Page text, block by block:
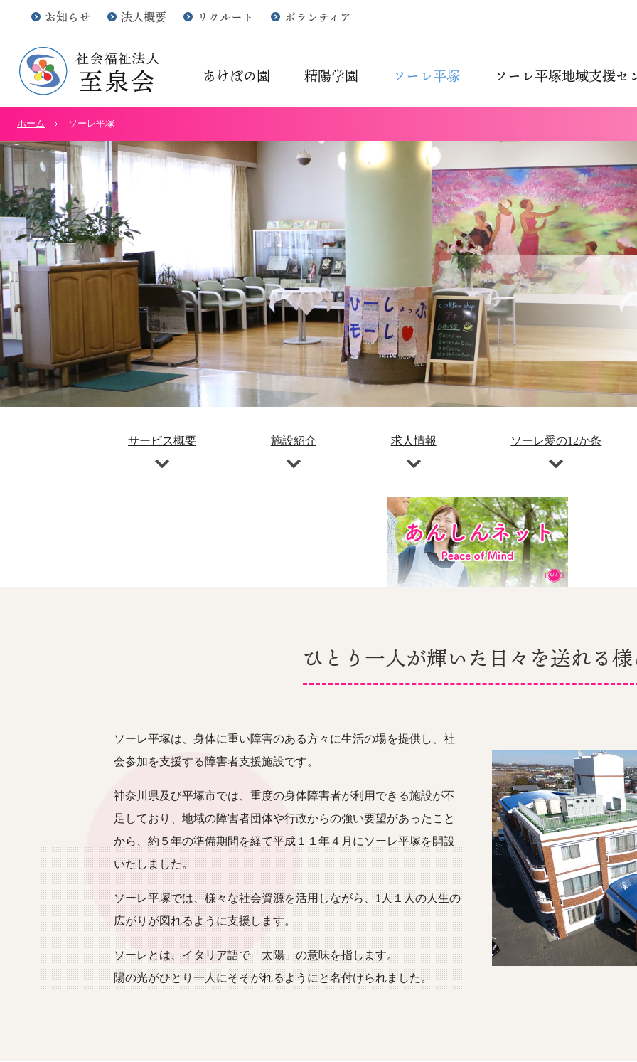
お知らせ 法人概要 リクルート ボランティア
あけぼの園 精陽学園 ソーレ平塚 ソーレ平塚地域支援セ
ホーム ソーレ平塚
サービス概要 施設紹介 求人情報 ソーレ愛の12か条
ひとり一人が輝いた日々を送れる
ソーレ平塚は、身体に重い障害のある方々に生活の場を提供し、社
会参加を支援する障害者支援施設です。
神奈川県及び平塚市では、重度の身体障害者が利用できる施設が不
足しており、地域の障害者団体や行政からの強い要望があったこと
から、約５年の準備期間を経て平成１１年４月にソーレ平塚を開設
いたしました。
ソーレ平塚では、様々な社会資源を活用しながら、1人１人の人生の
広がりが図れるように支援します。
ソーレとは、イタリア語で「太陽」の意味を指します。
陽の光がひとり一人にそそがれるようにと名付けられました。